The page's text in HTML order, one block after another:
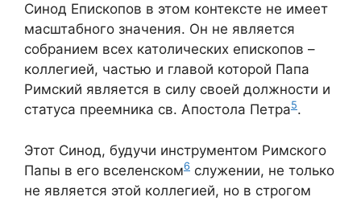
Синод Епископов в этом контексте не имеет
масштабного значения. Он не является
собранием всех католических епископов –
коллегией, частью и главой которой Папа
Римский является в силу своей должности и
статуса преемника св. Апостола Петра5.
Этот Синод, будучи инструментом Римского
Папы в его вселенском6 служении, не только
не является этой коллегией, но в строгом